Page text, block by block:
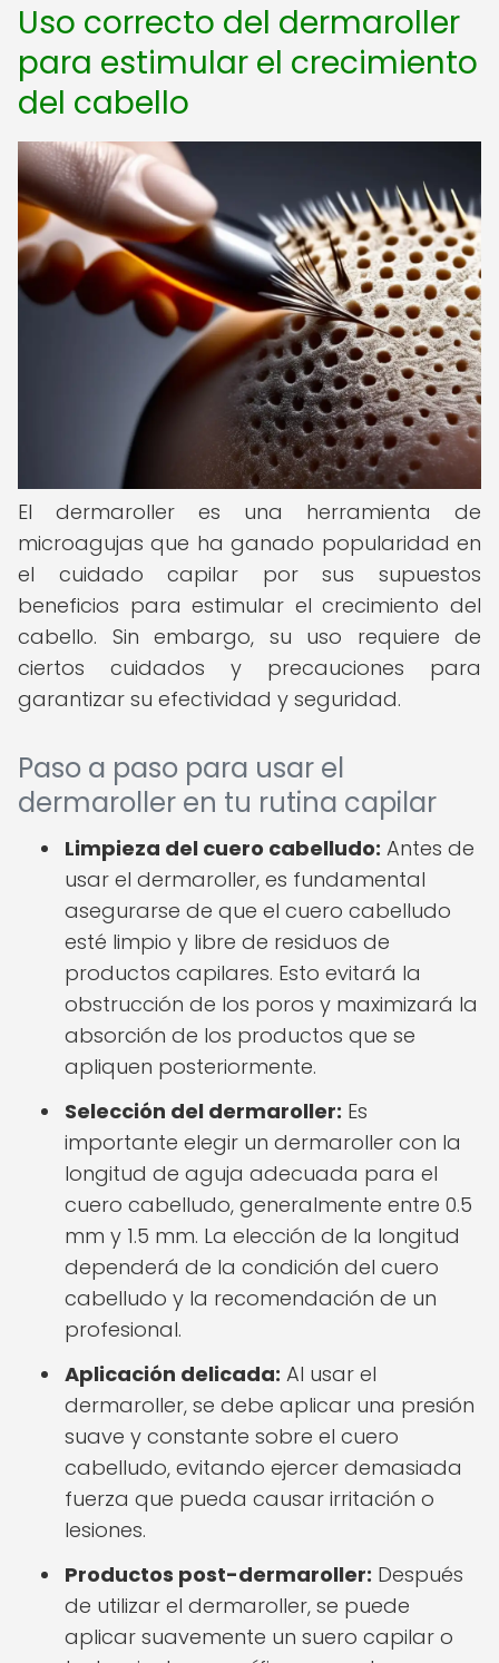
Uso correcto del dermaroller
para estimular el crecimiento
del cabello
El dermaroller es una herramienta de
microagujas que ha ganado popularidad en
el cuidado capilar por sus supuestos
beneficios para estimular el crecimiento del
cabello. Sin embargo, su uso requiere de
ciertos cuidados y precauciones para
garantizar su efectividad y seguridad.
Paso a paso para usar el
dermaroller en tu rutina capilar
Limpieza del cuero cabelludo: Antes de
usar el dermaroller, es fundamental
asegurarse de que el cuero cabelludo
esté limpio y libre de residuos de
productos capilares. Esto evitará la
obstrucción de los poros y maximizará la
absorción de los productos que se
apliquen posteriormente.
Selección del dermaroller: Es
importante elegir un dermaroller con la
longitud de aguja adecuada para el
cuero cabelludo, generalmente entre 0.5
mm y 1.5 mm. La elección de la longitud
dependerá de la condición del cuero
cabelludo y la recomendación de un
profesional.
Aplicación delicada: Al usar el
dermaroller, se debe aplicar una presión
suave y constante sobre el cuero
cabelludo, evitando ejercer demasiada
fuerza que pueda causar irritación o
lesiones.
Productos post-dermaroller: Después
de utilizar el dermaroller, se puede
aplicar suavemente un suero capilar o